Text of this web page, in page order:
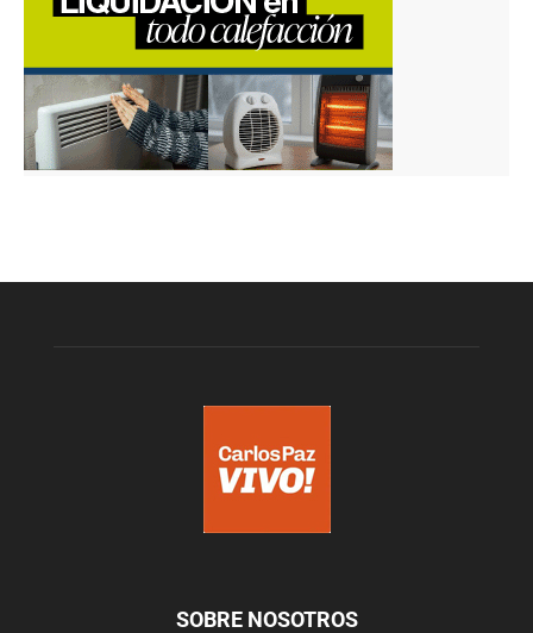
SOBRE NOSOTROS